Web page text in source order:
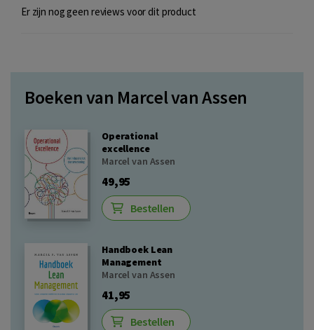
Er zijn nog geen reviews voor dit product
Boeken van Marcel van Assen
Operational
excellence
Marcel van Assen
49,95
Bestellen
Handboek Lean
Management
Marcel van Assen
41,95
Bestellen